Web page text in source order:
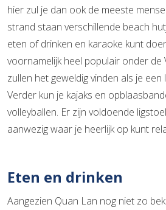
hier zul je dan ook de meeste
strand staan verschillende beach
eten of drinken en karaoke kunt
voornamelijk heel populair onder de
zullen het geweldig vinden als je een
Verder kun je kajaks en
volleyballen. Er zijn voldoende
aanwezig waar je heerlijk op kunt
Eten en drinken
Aangezien Quan Lan nog niet zo